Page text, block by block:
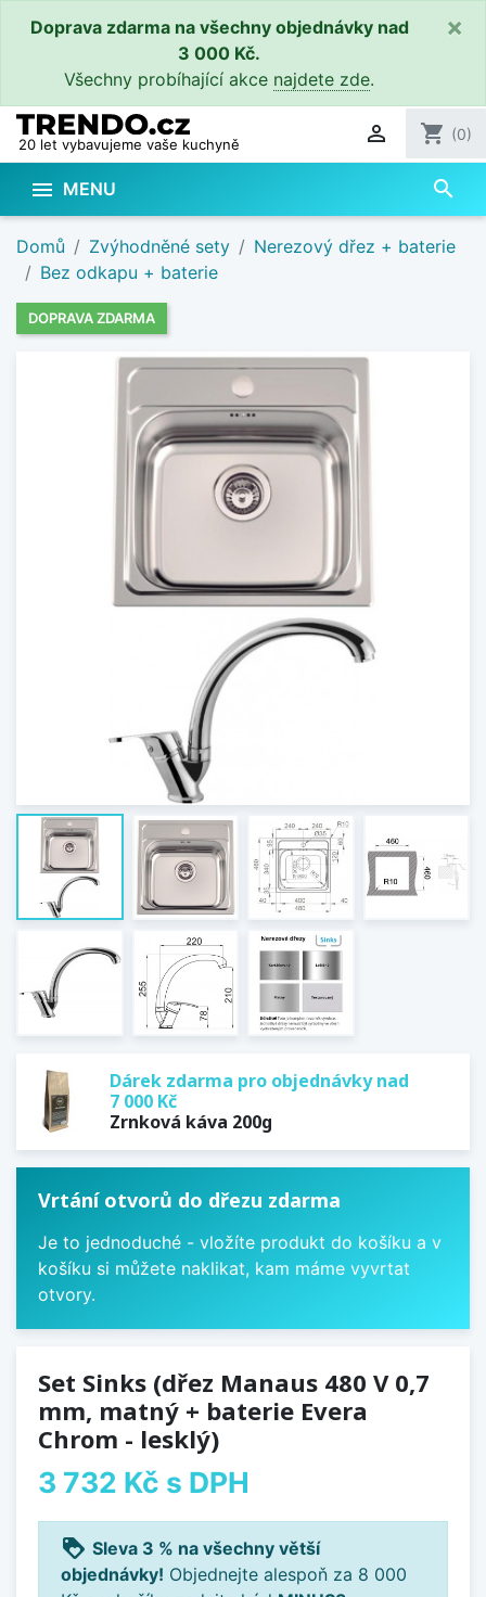
Doprava zdarma na všechny objednávky nad
3 000 Kč.
Všechny probíhající akce najdete zde.
×
20 let vybavujeme vaše kuchyně  shopping_cart (0)
 MENU search
Domů Zvýhodněné sety
Nerezový dřez + baterie
Bez odkapu + baterie
DOPRAVA ZDARMA
Dárek zdarma pro objednávky nad
7 000 Kč
Zrnková káva 200g
Vrtání otvorů do dřezu zdarma
Je to jednoduché - vložíte produkt do košíku a v
košíku si můžete naklikat, kam máme vyvrtat
otvory.
Set Sinks (dřez Manaus 480 V 0,7
mm, matný + baterie Evera
Chrom - lesklý)
3 732 Kč s DPH
loyalty Sleva 3 % na všechny větší
objednávky! Objednejte alespoň za 8 000